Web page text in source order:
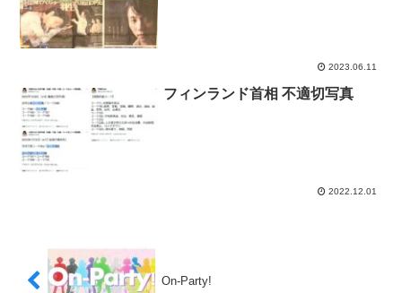
2023.06.11
フィンランド首相 不適切写真
2022.12.01
On-Party!